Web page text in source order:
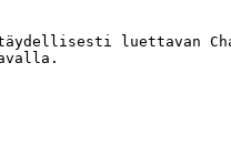
luettavan